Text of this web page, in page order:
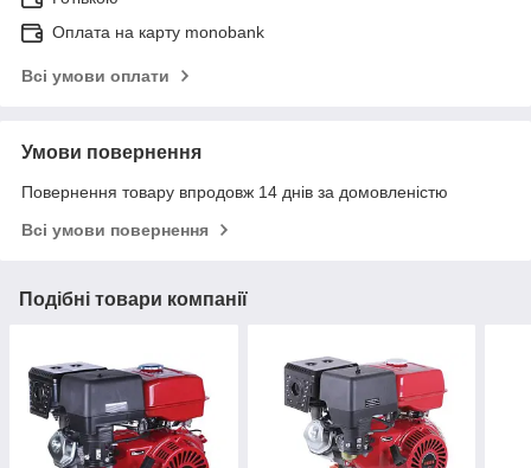
Оплата на карту monobank
Всі умови оплати
Умови повернення
Повернення товару впродовж 14 днів за домовленістю
Всі умови повернення
Подібні товари компанії